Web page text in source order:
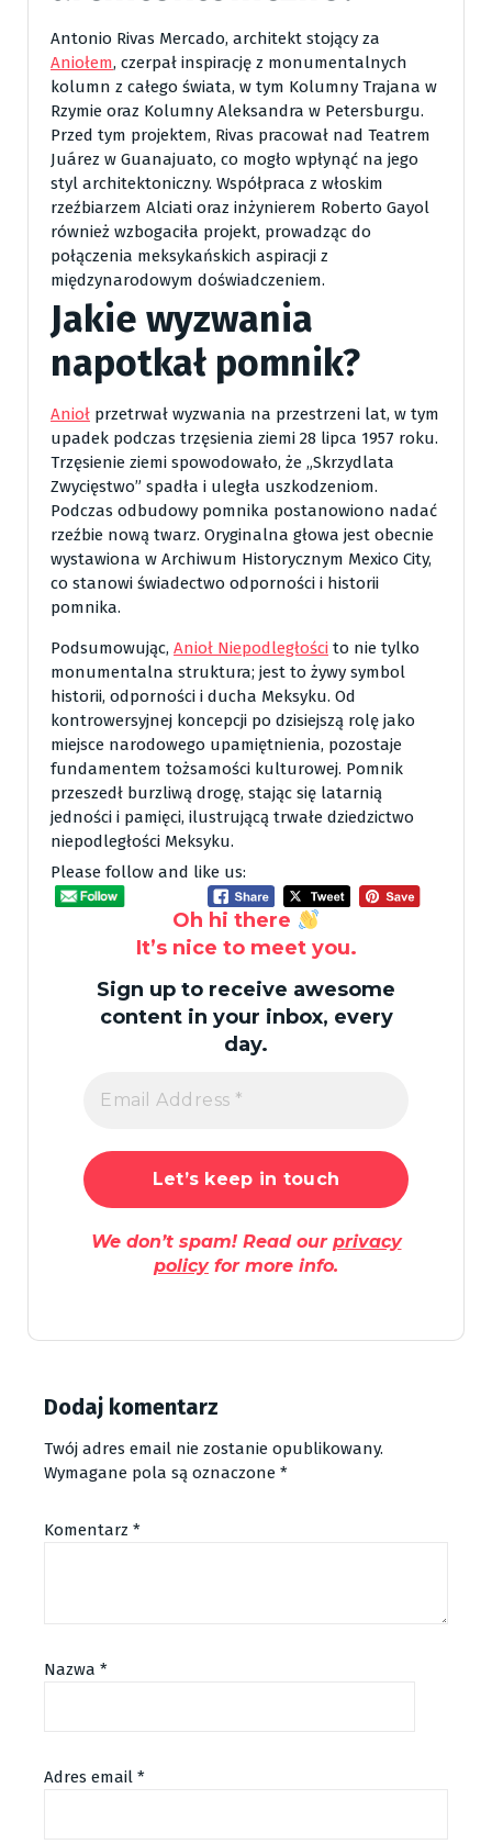
Antonio Rivas Mercado, architekt stojący za
Aniołem, czerpał inspirację z monumentalnych
kolumn z całego świata, w tym Kolumny Trajana w
Rzymie oraz Kolumny Aleksandra w Petersburgu.
Przed tym projektem, Rivas pracował nad Teatrem
Juárez w Guanajuato, co mogło wpłynąć na jego
styl architektoniczny. Współpraca z włoskim
rzeźbiarzem Alciati oraz inżynierem Roberto Gayol
również wzbogaciła projekt, prowadząc do
połączenia meksykańskich aspiracji z
międzynarodowym doświadczeniem.
Jakie wyzwania
napotkał pomnik?
Anioł przetrwał wyzwania na przestrzeni lat, w tym
upadek podczas trzęsienia ziemi 28 lipca 1957 roku.
Trzęsienie ziemi spowodowało, że „Skrzydlata
Zwycięstwo” spadła i uległa uszkodzeniom.
Podczas odbudowy pomnika postanowiono nadać
rzeźbie nową twarz. Oryginalna głowa jest obecnie
wystawiona w Archiwum Historycznym Mexico City,
co stanowi świadectwo odporności i historii
pomnika.
Podsumowując, Anioł Niepodległości to nie tylko
monumentalna struktura; jest to żywy symbol
historii, odporności i ducha Meksyku. Od
kontrowersyjnej koncepcji po dzisiejszą rolę jako
miejsce narodowego upamiętnienia, pozostaje
fundamentem tożsamości kulturowej. Pomnik
przeszedł burzliwą drogę, stając się latarnią
jedności i pamięci, ilustrującą trwałe dziedzictwo
niepodległości Meksyku.
Please follow and like us:
Oh hi there
It’s nice to meet you.
Sign up to receive awesome
content in your inbox, every
day.
We don’t spam! Read our privacy
policyfor more info.
Dodaj komentarz
Twój adres email nie zostanie opublikowany.
Wymagane pola są oznaczone *
Komentarz *
Nazwa *
Adres email *